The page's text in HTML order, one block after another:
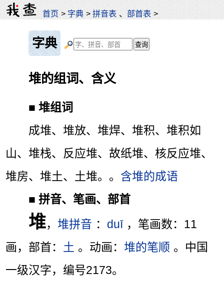
首页 > 字典 >拼音表 、部首表 >
字典
堆的组词、含义
■堆组词
成堆、堆放、堆焊、堆积、堆积如
山、堆栈、反应堆、故纸堆、核反应堆、
堆房、堆土、土堆。。 含堆的成语
■拼音、笔画、部首
堆， 堆拼音 ： duī ，笔画数：11
画，部首： 土 。动画： 堆的笔顺 。中国
一级汉字，编号2173。